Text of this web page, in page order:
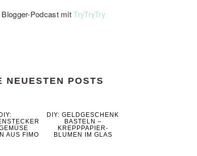
Blogger-Podcast mitTryTryTry
NEUESTEN POSTS
DIY:
AUS FIMO
DIY: GELDGESCHENK
BASTELN –
KREPPPAPIER-
BLUMEN IM GLAS